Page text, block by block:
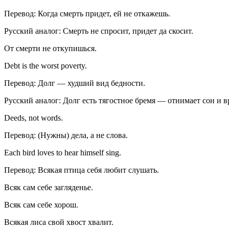
Перевод: Когда смерть придет, ей не откажешь.
Русский аналог: Смерть не спросит, придет да скосит.
От смерти не откупишься.
Debt is the worst poverty.
Перевод: Долг — худший вид бедности.
Русский аналог: Долг есть тягостное бремя — отнимает сон и
Deeds, not words.
Перевод: (Нужны) дела, а не слова.
Each bird loves to hear himself sing.
Перевод: Всякая птица себя любит слушать.
Всяк сам себе загляденье.
Всяк сам себе хорош.
Всякая лиса свой хвост хвалит.